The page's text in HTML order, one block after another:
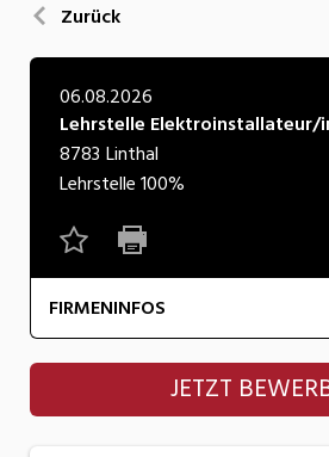
Kultur
Natur
Verkehr/Logistik
Wirtschaft/Verwaltung
Zurück
06.08.2026
Lehrstelle Elektroinstallateur/
8783 Linthal
Lehrstelle100%
FIRMENINFOS
Axpo AG
JETZT